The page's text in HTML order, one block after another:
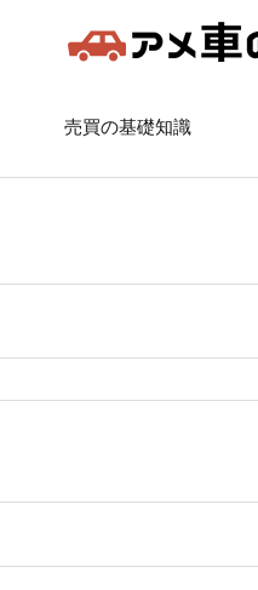
売買の基礎知識